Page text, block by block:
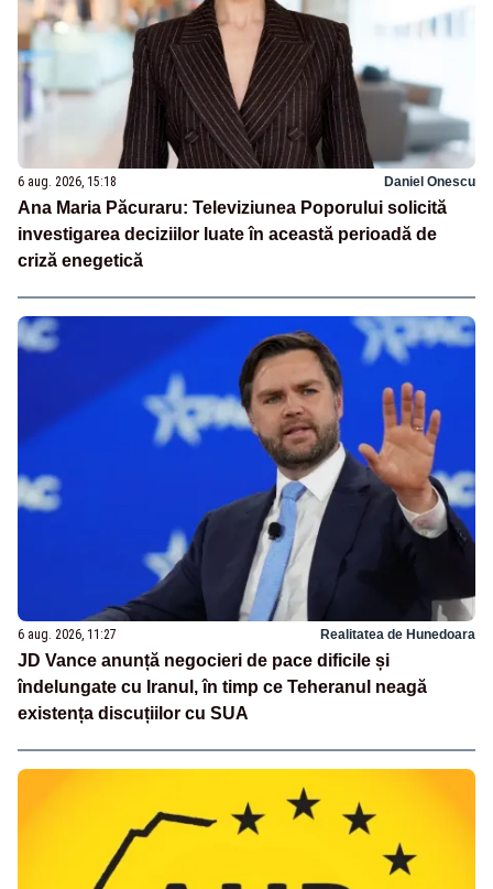
6 aug. 2026, 15:18 Daniel Onescu
Ana Maria Păcuraru: Televiziunea Poporului solicită
investigarea deciziilor luate în această perioadă de
criză enegetică
6 aug. 2026, 11:27 Realitatea de Hunedoara
JD Vance anunță negocieri de pace dificile și
îndelungate cu Iranul, în timp ce Teheranul neagă
existența discuțiilor cu SUA